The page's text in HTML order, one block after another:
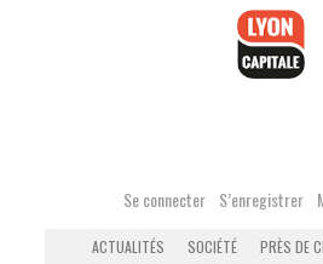
Se connecter S’enregistrer
ACTUALITÉS SOCIÉTÉ PRÈS DE